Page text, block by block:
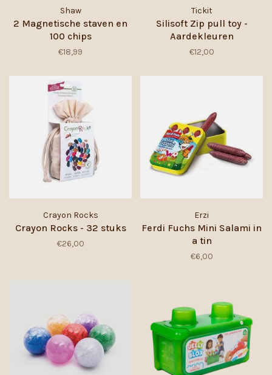
Shaw
2 Magnetische staven en
100 chips
€18,99
Tickit
Silisoft Zip pull toy -
Aardekleuren
€12,00
Crayon Rocks
Crayon Rocks - 32 stuks
€26,00
Erzi
Ferdi Fuchs Mini Salami in
a tin
€6,00